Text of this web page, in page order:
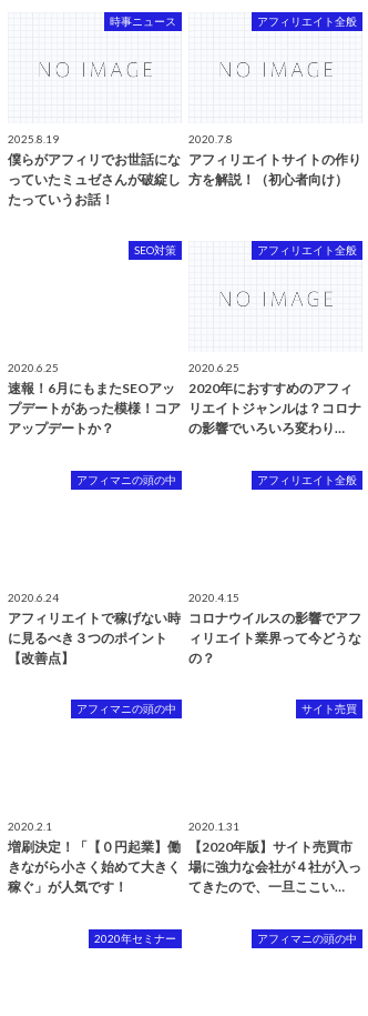
時事ニュース
2025.8.19
僕らがアフィリでお世話にな
っていたミュゼさんが破綻し
たっていうお話！
アフィリエイト全般
2020.7.8
アフィリエイトサイトの作り
方を解説！（初心者向け）
SEO対策
2020.6.25
速報！6月にもまたSEOアッ
プデートがあった模様！コア
アップデートか？
アフィリエイト全般
2020.6.25
2020年におすすめのアフィ
リエイトジャンルは？コロナ
の影響でいろいろ変わり…
アフィマニの頭の中
2020.6.24
アフィリエイトで稼げない時
に見るべき３つのポイント
【改善点】
アフィリエイト全般
2020.4.15
コロナウイルスの影響でアフ
ィリエイト業界って今どうな
の？
アフィマニの頭の中
2020.2.1
増刷決定！「【０円起業】働
きながら小さく始めて大きく
稼ぐ」が人気です！
サイト売買
2020.1.31
【2020年版】サイト売買市
場に強力な会社が４社が入っ
てきたので、一旦ここい…
2020年セミナー アフィマニの頭の中